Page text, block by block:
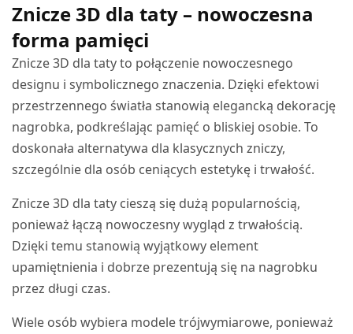
Znicze 3D dla taty – nowoczesna
forma pamięci
Znicze 3D dla taty to połączenie nowoczesnego
designu i symbolicznego znaczenia. Dzięki efektowi
przestrzennego światła stanowią elegancką dekorację
nagrobka, podkreślając pamięć o bliskiej osobie. To
doskonała alternatywa dla klasycznych zniczy,
szczególnie dla osób ceniących estetykę i trwałość.
Znicze 3D dla taty cieszą się dużą popularnością,
ponieważ łączą nowoczesny wygląd z trwałością.
Dzięki temu stanowią wyjątkowy element
upamiętnienia i dobrze prezentują się na nagrobku
przez długi czas.
Wiele osób wybiera modele trójwymiarowe, ponieważ